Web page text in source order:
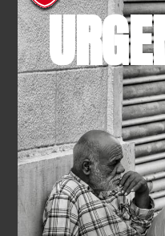
chirurgie
Les diabétiques
qui présentent
secondaires à
personnes
attentives à un
leur diabète,
virale. Au
leur diabète aura
aspect positif